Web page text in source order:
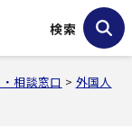
検索
相談窓口 > 外国人